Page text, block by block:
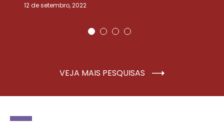
12 de setembro, 2022
VEJA MAIS PESQUISAS